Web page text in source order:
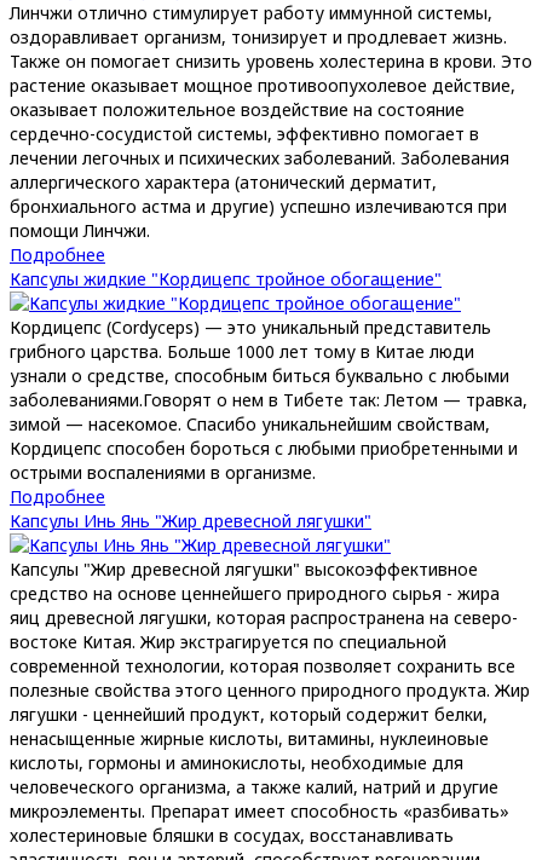
Линчжи отлично стимулирует работу иммунной системы,
оздоравливает организм, тонизирует и продлевает жизнь.
Также он помогает снизить уровень холестерина в крови. Это
растение оказывает мощное противоопухолевое действие,
оказывает положительное воздействие на состояние
сердечно-сосудистой системы, эффективно помогает в
лечении легочных и психических заболеваний. Заболевания
аллергического характера (атонический дерматит,
бронхиального астма и другие) успешно излечиваются при
помощи Линчжи.
Подробнее
Капсулы жидкие "Кордицепс тройное обогащение"
Кордицепс (Cordyceps) — это уникальный представитель
грибного царства. Больше 1000 лет тому в Китае люди
узнали о средстве, способным биться буквально с любыми
заболеваниями.Говорят о нем в Тибете так: Летом — травка,
зимой — насекомое. Спасибо уникальнейшим свойствам,
Кордицепс способен бороться с любыми приобретенными и
острыми воспалениями в организме.
Подробнее
Капсулы Инь Янь "Жир древесной лягушки"
Капсулы "Жир древесной лягушки" высокоэффективное
средство на основе ценнейшего природного сырья - жира
яиц древесной лягушки, которая распространена на северо-
востоке Китая. Жир экстрагируется по специальной
современной технологии, которая позволяет сохранить все
полезные свойства этого ценного природного продукта. Жир
лягушки - ценнейший продукт, который содержит белки,
ненасыщенные жирные кислоты, витамины, нуклеиновые
кислоты, гормоны и аминокислоты, необходимые для
человеческого организма, а также калий, натрий и другие
микроэлементы. Препарат имеет способность «разбивать»
холестериновые бляшки в сосудах, восстанавливать